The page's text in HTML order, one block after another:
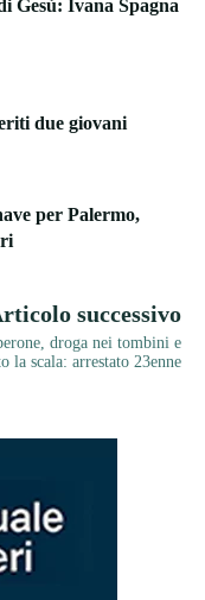
Gesù: Ivana Spagna
due giovani
per Palermo,
successivo
droga nei tombini e
la scala: arrestato 23enne